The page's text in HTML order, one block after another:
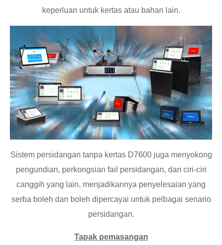
keperluan untuk kertas atau bahan lain.
Sistem persidangan tanpa kertas D7600 juga menyokong
pengundian, perkongsian fail persidangan, dan ciri-ciri
canggih yang lain, menjadikannya penyelesaian yang
serba boleh dan boleh dipercayai untuk pelbagai senario
persidangan.
Tapak pemasangan